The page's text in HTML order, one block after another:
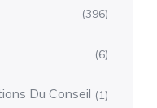
(396)
(6)
Du Conseil (1)